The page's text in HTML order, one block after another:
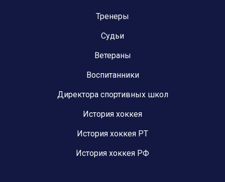
Тренеры
Судьи
Ветераны
Воспитанники
Директора спортивных школ
История хоккея
История хоккея РТ
История хоккея РФ